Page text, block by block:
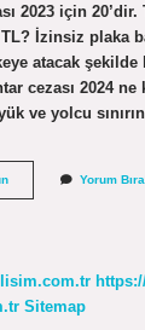
2023 için
İzinsiz plaka
atacak şekilde
cezası 2024 ne
ve yolcu
2024
Yorum
Sitemap